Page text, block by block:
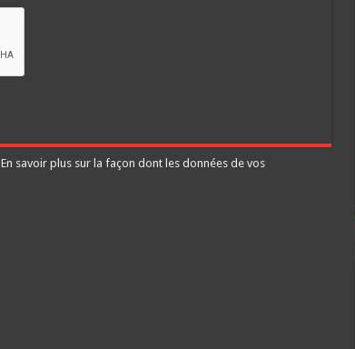
En savoir plus sur la façon dont les données de vos